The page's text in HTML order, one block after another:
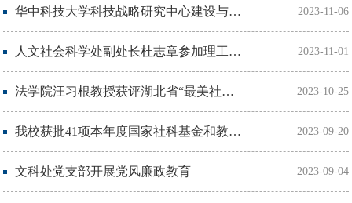
华中科技大学科技战略研究中心建设与发展研讨会举行 2023-11-06
人文社会科学处副处长杜志章参加理工科高校人文社科高质量发展研讨会 2023-11-01
法学院汪习根教授获评湖北省“最美社科人” 2023-10-25
我校获批41项本年度国家社科基金和教育部项目 2023-09-20
文科处党支部开展党风廉政教育 2023-09-04